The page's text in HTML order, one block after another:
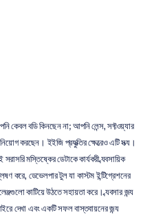
কেবল বডি কিনছেন না; আপনি লেন্স, সফ্টওয়্যার
করছেন। ইইজি প্রযুক্তির ক্ষেত্রেও এটি সত্য।
মস্তিষ্কের ডেটাকে কার্যকরী ব্যবসায়িক
করে, ডেভেলপার টুল যা কাস্টম ইন্টিগ্রেশনের
কাটিয়ে উঠতে সহায়তা করে। ব্যবসার জন্য
দেখা এবং একটি সফল বাস্তবায়নের জন্য